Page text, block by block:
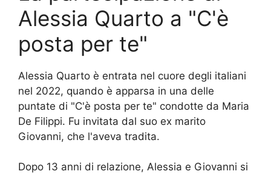
Alessia Quarto a "C'è
posta per te"
Alessia Quarto è entrata nel cuore degli italiani
nel 2022, quando è apparsa in una delle
puntate di "C'è posta per te" condotte da Maria
De Filippi. Fu invitata dal suo ex marito
Giovanni, che l'aveva tradita.
Dopo 13 anni di relazione, Alessia e Giovanni si